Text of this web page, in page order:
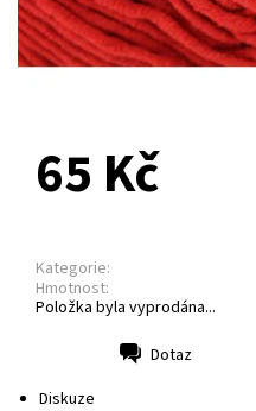
65 Kč
Kategorie:
Hmotnost:
Položka byla vyprodána...
Dotaz
Diskuze